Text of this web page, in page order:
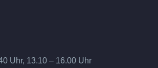
Uhr, 13.10 – 16.00 Uhr